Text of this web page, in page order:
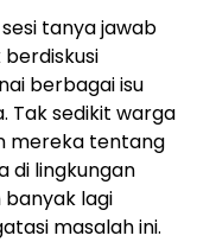
tanya jawab
berbagai isu
Tak sedikit warga
mereka tentang
di lingkungan
lagi
masalah ini.